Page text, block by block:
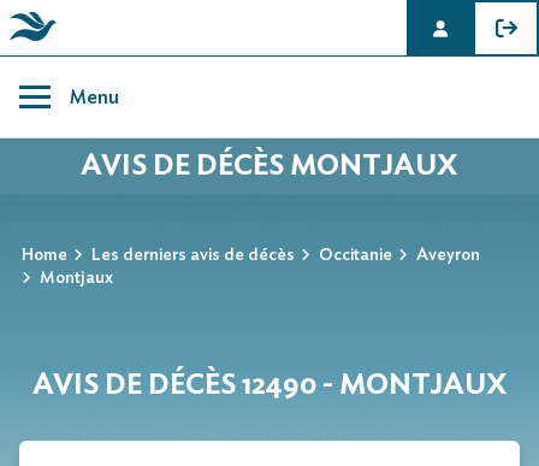
content
Menu
AVIS DE DÉCÈS MONTJAUX
Home Les derniers avis de décès Occitanie
Aveyron
Montjaux
AVIS DE DÉCÈS 12490 - MONTJAUX